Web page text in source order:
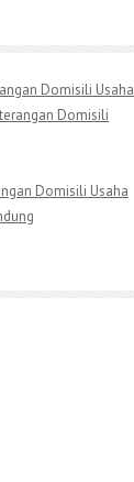
Domisili Usaha
Domisili
Domisili Usaha